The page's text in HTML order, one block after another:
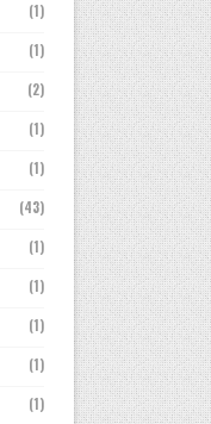
(1)
(1)
(2)
(1)
(1)
(43)
(1)
(1)
(1)
(1)
(1)